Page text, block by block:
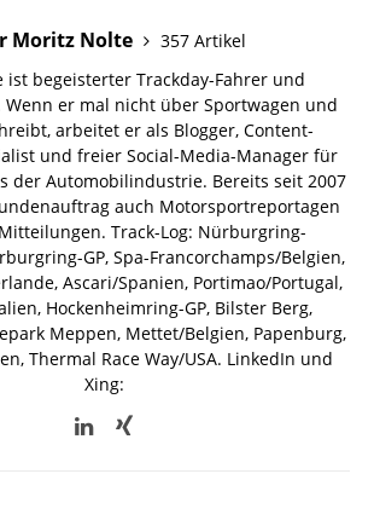
Moritz Nolte
357 Artikel
ist begeisterter Trackday-Fahrer und
er mal nicht über Sportwagen und
arbeitet er als Blogger, Content-
und freier Social-Media-Manager für
der Automobilindustrie. Bereits seit 2007
auch Motorsportreportagen
Track-Log: Nürburgring-
GP, Spa-Francorchamps/Belgien,
Ascari/Spanien, Portimao/Portugal,
Hockenheimring-GP, Bilster Berg,
Meppen, Mettet/Belgien, Papenburg,
Thermal Race Way/USA. LinkedIn und
Xing: